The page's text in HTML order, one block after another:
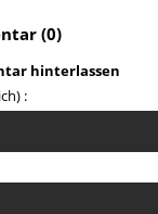
(0)
hinterlassen
: